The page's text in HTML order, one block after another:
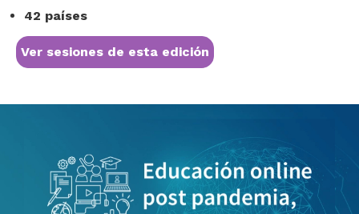
42 países
Ver sesiones de esta edición